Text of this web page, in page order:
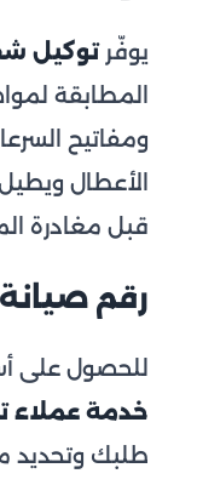
يوفّرتوكيل
المطابقة
ومفاتيح
الأعطال
قبل مغادرة
رقم صيانة
للحصول على
خدمة عملاء